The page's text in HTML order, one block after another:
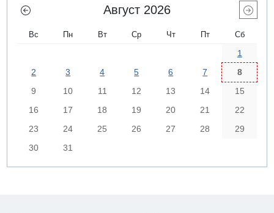
Август 2026
Вс Пн Вт Ср Чт Пт Сб
1
2
3 4 5 6 7
8
9
10 11 12 13 14
15
16
17 18 19 20 21
22
23
24 25 26 27 28
29
30
31